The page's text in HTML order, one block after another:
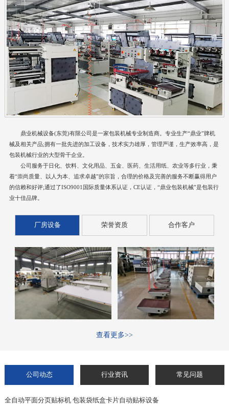
鼎业机械设备(东莞)有限公司是一家包装机械专业制造商。专业生产“鼎业”牌机
械及相关产品;拥有一批先进的加工设备，技术实力雄厚，管理严谨，生产效率高，是
包装机械行业的大型骨干企业。
公司服务于日化、饮料、文化用品、五金、医药、生活用纸、农业等多行业，秉
着“崇尚质量、以人为本、追求卓越”的宗旨，合理的价格及完善的服务不断赢得用户
的信赖和好评;通过了ISO9001国际质量体系认证，CE认证，“鼎业包装机械”是包装行
业十佳品牌。
厂房设备 荣誉资质 合作客户
查看更多>>
公司动态 行业资讯 常见问题
全自动平面分页贴标机 包装袋纸盒卡片自动贴标设备